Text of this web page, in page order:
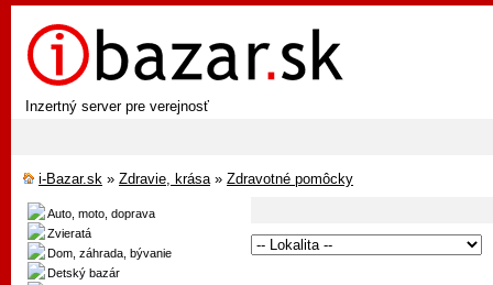
Inzertný server pre verejnosť
i-Bazar.sk » Zdravie, krása» Zdravotné pomôcky
Auto, moto, doprava
Zvieratá
Dom, záhrada, bývanie
Detský bazár